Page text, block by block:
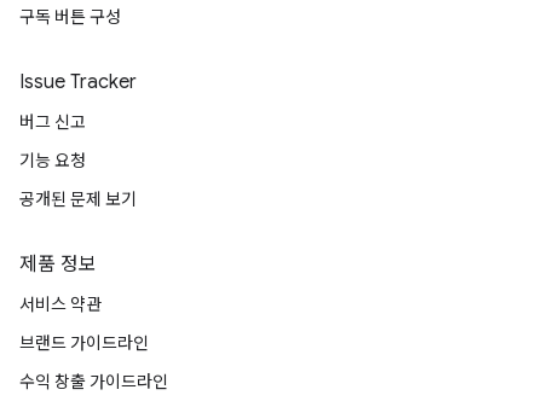
구독 버튼 구성
Issue Tracker
버그 신고
기능 요청
공개된 문제 보기
제품 정보
서비스 약관
브랜드 가이드라인
수익 창출 가이드라인